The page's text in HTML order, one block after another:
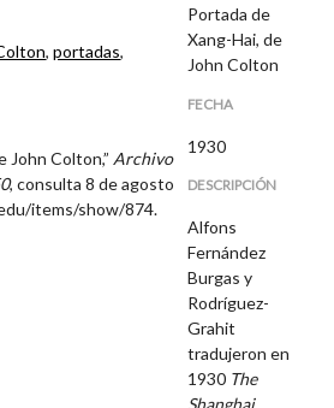
,portadas,
John Colton,” Archivo
, consulta 8 de agosto
items/show/874.
Portada de
Xang-Hai, de
John Colton
FECHA
1930
DESCRIPCIÓN
Alfons
Fernández
Burgas y
Rodríguez-
Grahit
tradujeron en
1930 The
Shanghai